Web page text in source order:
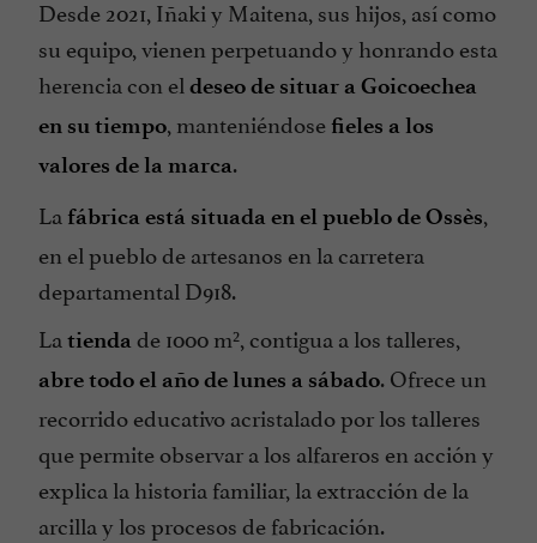
Desde 2021, Iñaki y Maitena, sus hijos, así como
su equipo, vienen perpetuando y honrando esta
herencia con el deseo de situar a Goicoechea
en su tiempo, manteniéndose fieles a los
valores de la marca.
La fábrica está situada en el pueblo de Ossès,
en el pueblo de artesanos en la carretera
departamental D918.
La tienda de 1000 m², contigua a los talleres,
abre todo el año de lunes a sábado. Ofrece un
recorrido educativo acristalado por los talleres
que permite observar a los alfareros en acción y
explica la historia familiar, la extracción de la
arcilla y los procesos de fabricación.